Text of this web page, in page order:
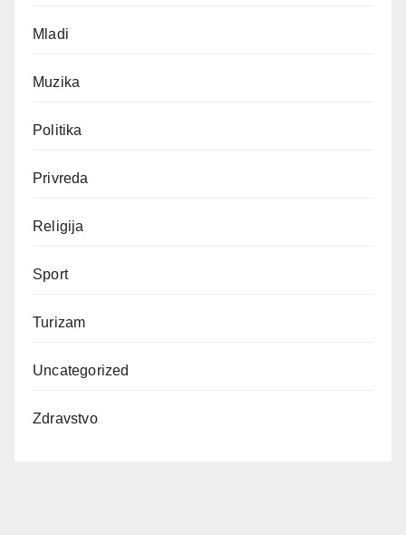
Mladi
Muzika
Politika
Privreda
Religija
Sport
Turizam
Uncategorized
Zdravstvo